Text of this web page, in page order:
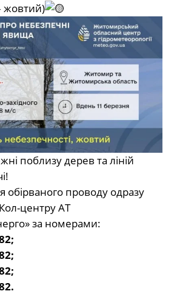
жовтий)
поблизу дерев та ліній
обірваного проводу одразу
центру АТ
за номерами: